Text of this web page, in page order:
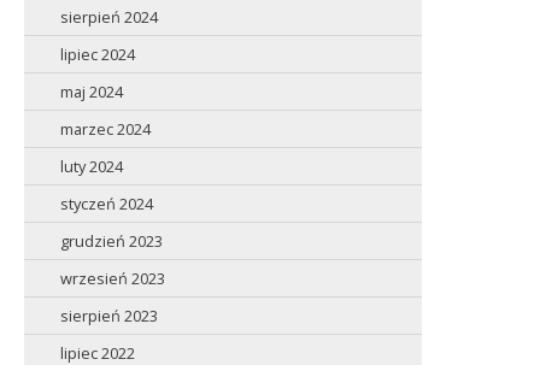
sierpień 2024
lipiec 2024
maj 2024
marzec 2024
luty 2024
styczeń 2024
grudzień 2023
wrzesień 2023
sierpień 2023
lipiec 2022